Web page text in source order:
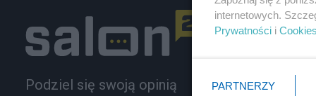
Podziel się swoją opinią
internetowych.
Prywatności i Cookies
PARTNERZY